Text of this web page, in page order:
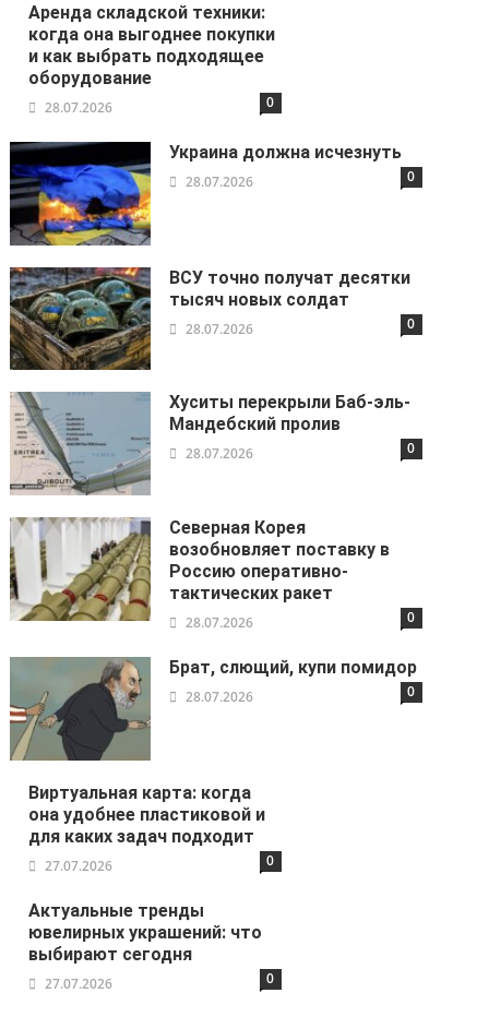
Аренда складской техники:
когда она выгоднее покупки
и как выбрать подходящее
оборудование
28.07.2026 0
Украина должна исчезнуть
28.07.2026 0
ВСУ точно получат десятки
тысяч новых солдат
28.07.2026 0
Хуситы перекрыли Баб-эль-
Мандебский пролив
28.07.2026 0
Северная Корея
возобновляет поставку в
Россию оперативно-
тактических ракет
28.07.2026 0
Брат, слющий, купи помидор
28.07.2026 0
Виртуальная карта: когда
она удобнее пластиковой и
для каких задач подходит
27.07.2026 0
Актуальные тренды
ювелирных украшений: что
выбирают сегодня
27.07.2026 0